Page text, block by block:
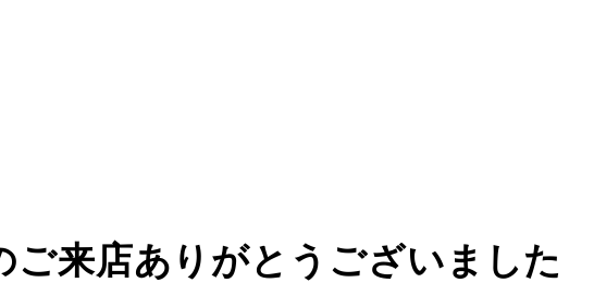
ご来店ありがとうございました